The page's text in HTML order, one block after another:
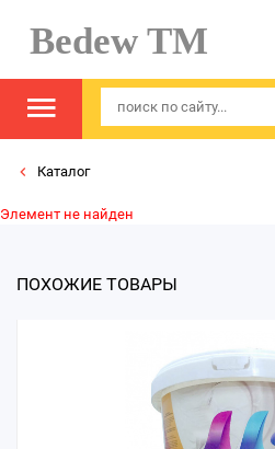
Bedew TM
Каталог
Элемент не найден
ПОХОЖИЕ ТОВАРЫ